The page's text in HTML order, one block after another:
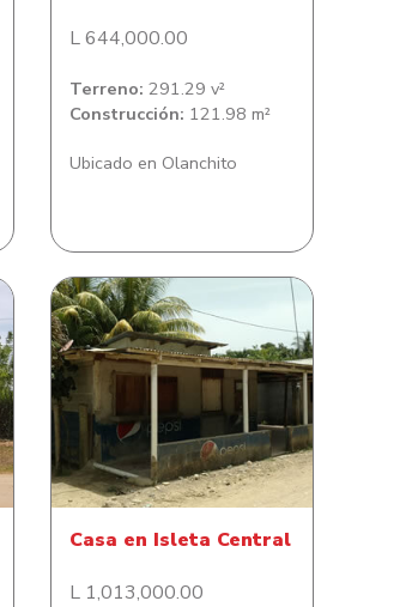
L 644,000.00
Terreno: 291.29 v²
Construcción: 121.98 m²
Ubicado en Olanchito
Casa en Isleta Central
Casa en Isleta Central
L 1,013,000.00